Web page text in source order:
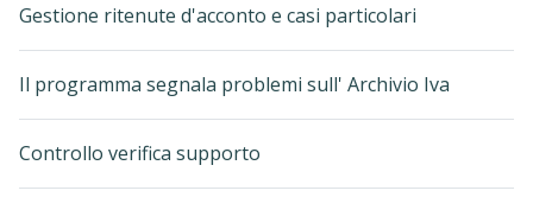
Gestione ritenute d'acconto e casi particolari
Il programma segnala problemi sull' Archivio Iva
Controllo verifica supporto